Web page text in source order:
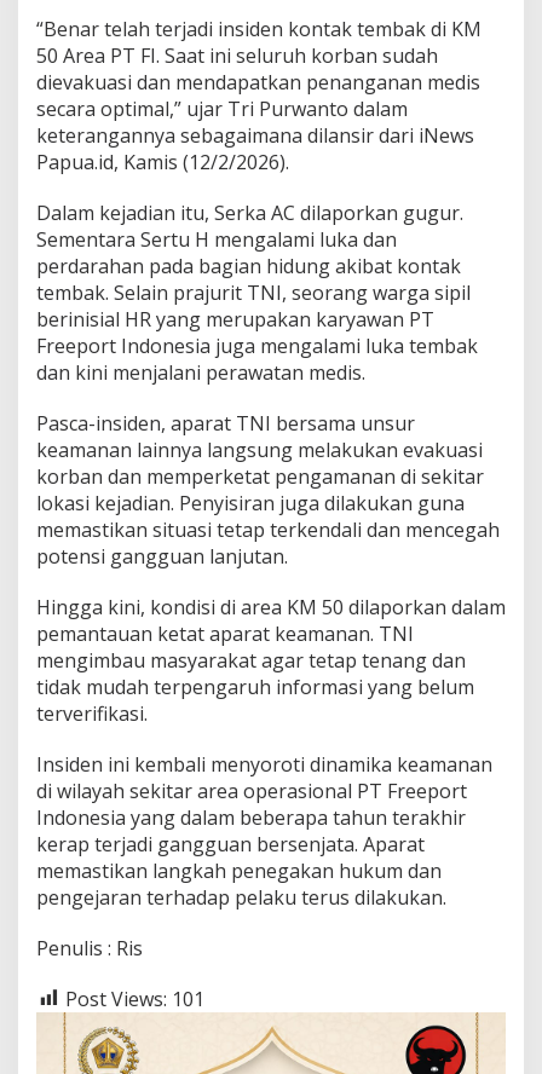
“Benar telah terjadi insiden kontak tembak di KM
50 Area PT FI. Saat ini seluruh korban sudah
dievakuasi dan mendapatkan penanganan medis
secara optimal,” ujar Tri Purwanto dalam
keterangannya sebagaimana dilansir dari iNews
Papua.id, Kamis (12/2/2026).
Dalam kejadian itu, Serka AC dilaporkan gugur.
Sementara Sertu H mengalami luka dan
perdarahan pada bagian hidung akibat kontak
tembak. Selain prajurit TNI, seorang warga sipil
berinisial HR yang merupakan karyawan PT
Freeport Indonesia juga mengalami luka tembak
dan kini menjalani perawatan medis.
Pasca-insiden, aparat TNI bersama unsur
keamanan lainnya langsung melakukan evakuasi
korban dan memperketat pengamanan di sekitar
lokasi kejadian. Penyisiran juga dilakukan guna
memastikan situasi tetap terkendali dan mencegah
potensi gangguan lanjutan.
Hingga kini, kondisi di area KM 50 dilaporkan dalam
pemantauan ketat aparat keamanan. TNI
mengimbau masyarakat agar tetap tenang dan
tidak mudah terpengaruh informasi yang belum
terverifikasi.
Insiden ini kembali menyoroti dinamika keamanan
di wilayah sekitar area operasional PT Freeport
Indonesia yang dalam beberapa tahun terakhir
kerap terjadi gangguan bersenjata. Aparat
memastikan langkah penegakan hukum dan
pengejaran terhadap pelaku terus dilakukan.
Penulis : Ris
Post Views: 101